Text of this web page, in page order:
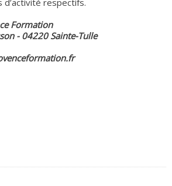
d’activité respectifs.
Formation
- 04220 Sainte-Tulle